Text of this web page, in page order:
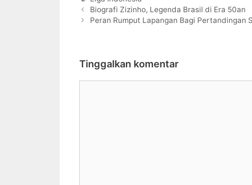
Navigasi
Tulisan
Biografi Zizinho, Legenda Brasil di Era 50an
Peran Rumput Lapangan Bagi Pertandingan
Tinggalkan komentar